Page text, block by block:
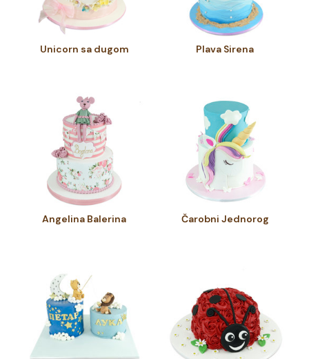
Unicorn sa dugom Plava Sirena
Angelina Balerina Čarobni Jednorog